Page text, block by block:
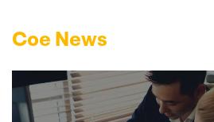
Coe News